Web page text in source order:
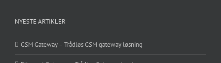
NYESTE ARTIKLER
GSM Gateway – Trådløs GSM gateway løsning